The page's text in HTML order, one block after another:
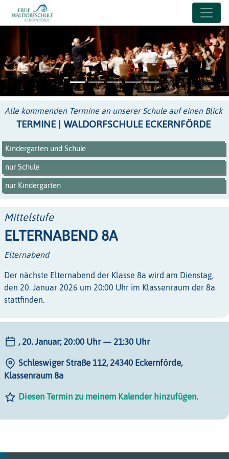
Previous Next
Alle kommenden Termine an unserer Schule auf einen Blick
TERMINE | WALDORFSCHULE ECKERNFÖRDE
Kindergarten und Schule
nur Schule
nur Kindergarten
Mittelstufe
ELTERNABEND 8A
Elternabend
Der nächste Elternabend der Klasse 8a wird am Dienstag,
den 20. Januar 2026 um 20:00 Uhr im Klassenraum der 8a
stattfinden.
, 20. Januar; 20:00 Uhr — 21:30 Uhr
Schleswiger Straße 112, 24340 Eckernförde,
Klassenraum 8a
Diesen Termin zu meinem Kalender hinzufügen.